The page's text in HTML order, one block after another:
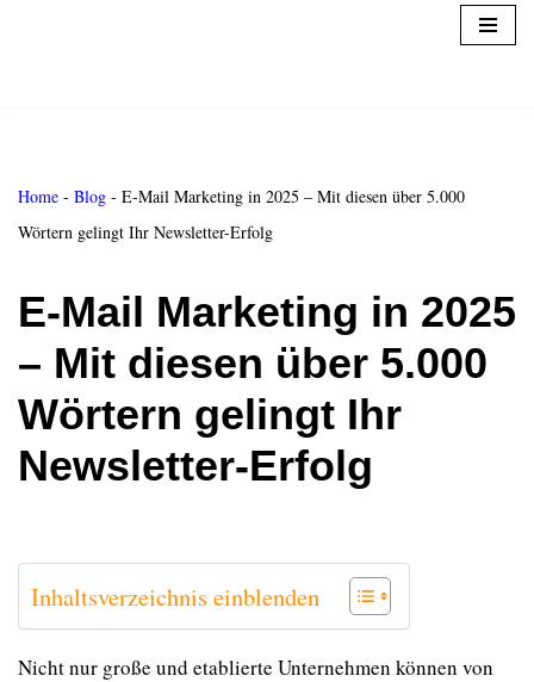
Home - Blog - E-Mail Marketing in 2025 – Mit diesen über 5.000
Wörtern gelingt Ihr Newsletter-Erfolg
E-Mail Marketing in 2025
– Mit diesen über 5.000
Wörtern gelingt Ihr
Newsletter-Erfolg
Inhaltsverzeichnis einblenden
Nicht nur große und etablierte Unternehmen können von